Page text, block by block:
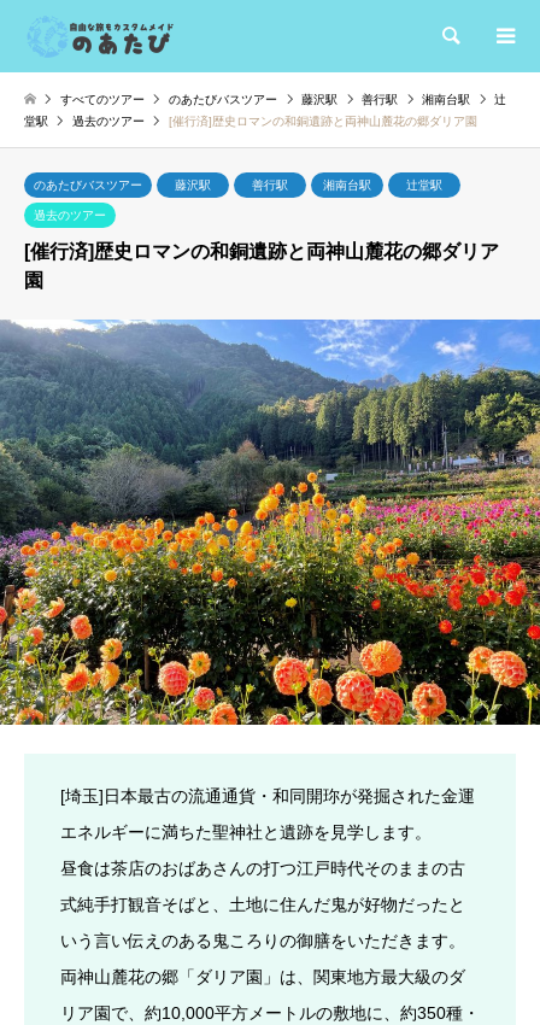
検索
すべてのツアー のあたびバスツアー 藤沢駅 善行駅 湘南台駅
辻
堂駅
過去のツアー [催行済]歴史ロマンの和銅遺跡と両神山麓花の郷ダリア園
のあたびバスツアー 藤沢駅 善行駅 湘南台駅 辻堂駅
過去のツアー
[催行済]歴史ロマンの和銅遺跡と両神山麓花の郷ダリア
園
[埼玉]日本最古の流通通貨・和同開珎が発掘された金運
エネルギーに満ちた聖神社と遺跡を見学します。
昼食は茶店のおばあさんの打つ江戸時代そのままの古
式純手打観音そばと、土地に住んだ鬼が好物だったと
いう言い伝えのある鬼ころりの御膳をいただきます。
両神山麓花の郷「ダリア園」は、関東地方最大級のダ
リア園で、約10,000平方メートルの敷地に、約350種・